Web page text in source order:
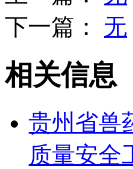
下一篇：
无
相关信息
贵州省兽
质量安全